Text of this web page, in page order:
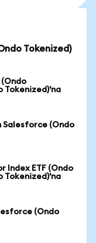
Tokenized)
(Ondo
Tokenized)'na
Salesforce (Ondo
Index ETF (Ondo
Tokenized)'na
(Ondo